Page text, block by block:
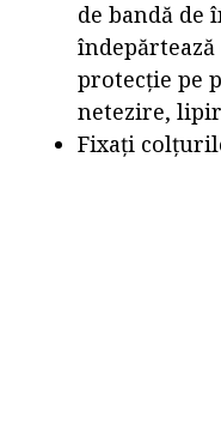
de bandă de
protecție pe
netezire,
Fixați